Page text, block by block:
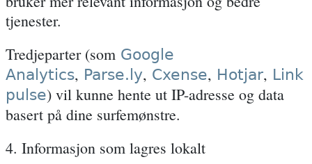
tjenester.
Tredjeparter (som Google
Analytics, Parse.ly, Cxense, Hotjar, Link
pulse) vil kunne hente ut IP-adresse og data
basert på dine surfemønstre.
4. Informasjon som lagres lokalt